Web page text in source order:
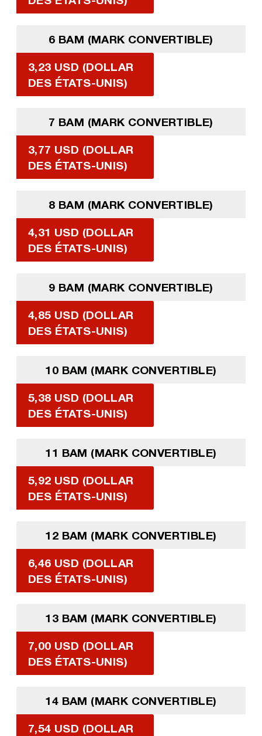
6 BAM (MARK CONVERTIBLE)
3,23 USD (DOLLAR
DES ÉTATS-UNIS)
7 BAM (MARK CONVERTIBLE)
3,77 USD (DOLLAR
DES ÉTATS-UNIS)
8 BAM (MARK CONVERTIBLE)
4,31 USD (DOLLAR
DES ÉTATS-UNIS)
9 BAM (MARK CONVERTIBLE)
4,85 USD (DOLLAR
DES ÉTATS-UNIS)
10 BAM (MARK CONVERTIBLE)
5,38 USD (DOLLAR
DES ÉTATS-UNIS)
11 BAM (MARK CONVERTIBLE)
5,92 USD (DOLLAR
DES ÉTATS-UNIS)
12 BAM (MARK CONVERTIBLE)
6,46 USD (DOLLAR
DES ÉTATS-UNIS)
13 BAM (MARK CONVERTIBLE)
7,00 USD (DOLLAR
DES ÉTATS-UNIS)
14 BAM (MARK CONVERTIBLE)
7,54 USD (DOLLAR